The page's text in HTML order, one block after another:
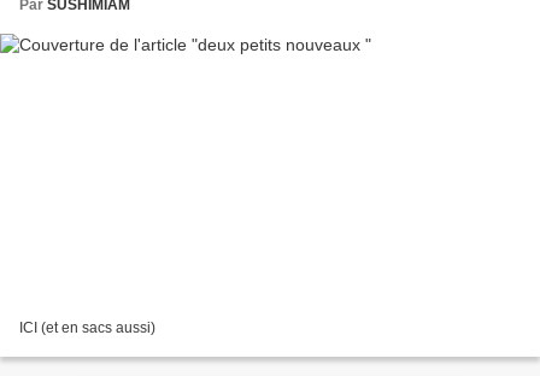
Par SUSHIMIAM
ICI (et en sacs aussi)